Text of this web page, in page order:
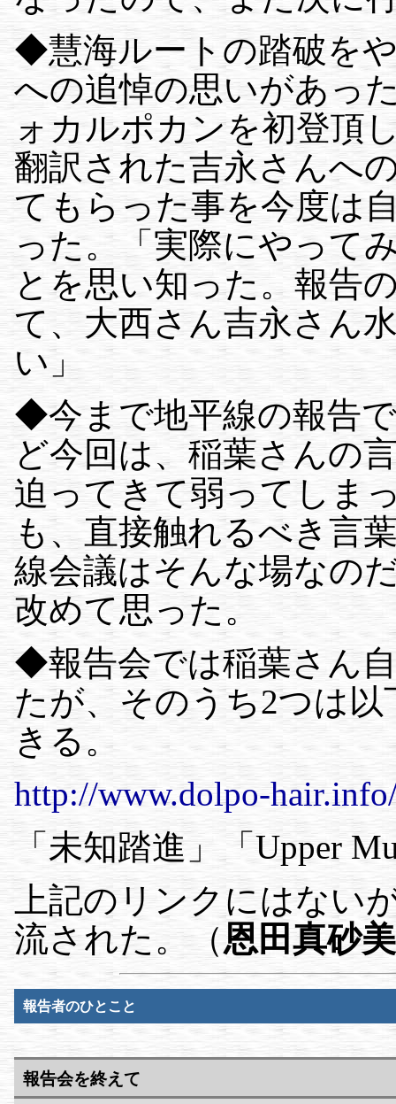
◆慧海ルートの踏破を
への追悼の思いがあっ
ォカルポカンを初登頂
翻訳された吉永さんへ
てもらった事を今度は
った。「実際にやって
とを思い知った。報告
て、大西さん吉永さん
い」
◆今まで地平線の報告
ど今回は、稲葉さんの
迫ってきて弱ってしま
も、直接触れるべき言
線会議はそんな場なの
改めて思った。
◆報告会では稲葉さん
たが、そのうち2つは
きる。
http://www.dolpo-
「未知踏進」「Upper
上記のリンクにはない
流された。（恩田真砂美
報告者のひとこと
報告会を終えて